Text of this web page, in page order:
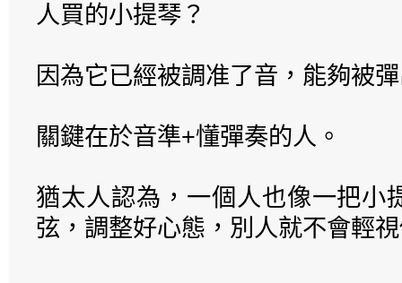
人買的小提琴？
因為它已經被調准了音，能夠被
關鍵在於音準+懂彈奏的人。
猶太人認為，一個人也像一把小
弦，調整好心態，別人就不會輕